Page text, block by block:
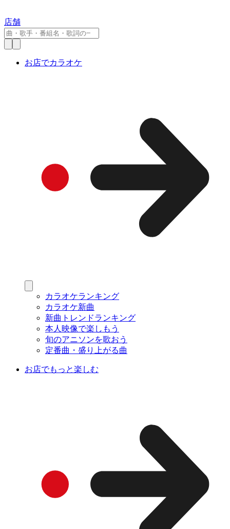
店舗
お店でカラオケ
カラオケランキング
カラオケ新曲
新曲トレンドランキング
本人映像で楽しもう
旬のアニソンを歌おう
定番曲・盛り上がる曲
お店でもっと楽しむ